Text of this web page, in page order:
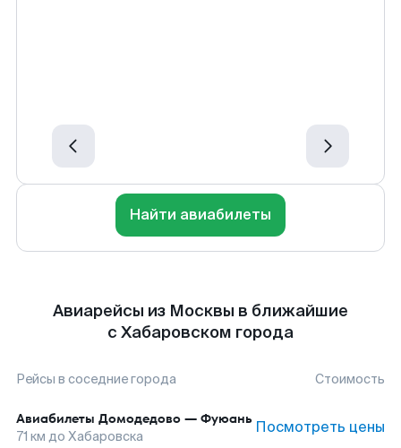
Найти авиабилеты
Авиарейсы из Москвы в ближайшие
с Хабаровском города
Рейсы в соседние города Стоимость
Авиабилеты Домодедово — Фуюань
71 км до Хабаровска Посмотреть цены